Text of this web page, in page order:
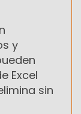
y
Excel
sin